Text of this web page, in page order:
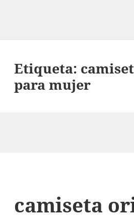
Etiqueta:
para mujer
camiseta